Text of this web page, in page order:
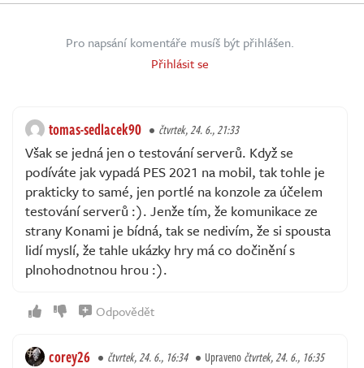
Pro napsání komentáře musíš být přihlášen.
Přihlásit se
tomas-sedlacek90 čtvrtek, 24. 6., 21:33
Však se jedná jen o testování serverů. Když se
podíváte jak vypadá PES 2021 na mobil, tak tohle je
prakticky to samé, jen portlé na konzole za účelem
testování serverů :). Jenže tím, že komunikace ze
strany Konami je bídná, tak se nedivím, že si spousta
lidí myslí, že tahle ukázky hry má co dočinění s
plnohodnotnou hrou :).
Odpovědět
corey26 čtvrtek, 24. 6., 16:34 Upravenočtvrtek, 24. 6., 16:35